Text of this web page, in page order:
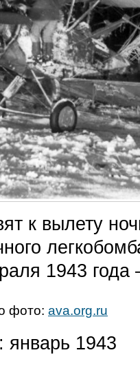
к вылету
1943
фото: ava.org.ru
1943